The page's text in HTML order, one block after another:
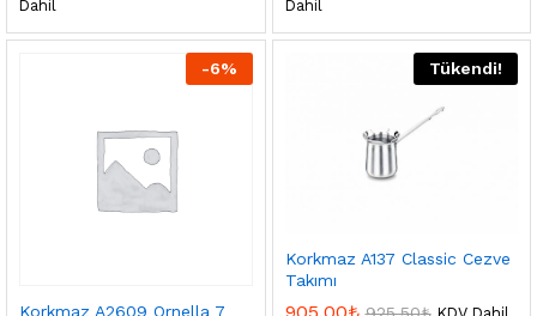
Dahil
Dahil
-6%
Korkmaz A2609 Ornella 7
Tükendi!
Korkmaz A137 Classic Cezve
Takımı